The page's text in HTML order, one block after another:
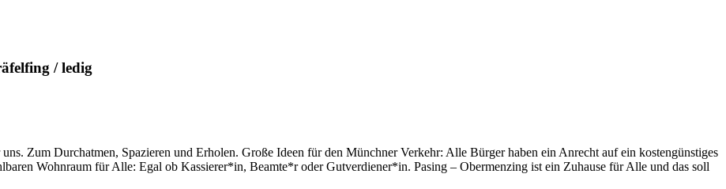
/ ledig
Zum Durchatmen, Spazieren und Erholen. Große Ideen für den Münchner Verkehr: Alle Bürger haben ein Anrecht auf ein kostengünstiges
Wohnraum für Alle: Egal ob Kassierer*in, Beamte*r oder Gutverdiener*in. Pasing – Obermenzing ist ein Zuhause für Alle und das soll